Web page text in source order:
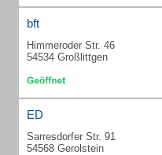
bft
Himmeroder Str. 46
54534 Großlittgen
ED
Sarresdorfer Str. 91
54568 Gerolstein